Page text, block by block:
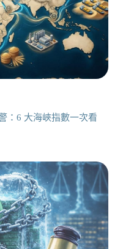
：6 大海峽指數一次看